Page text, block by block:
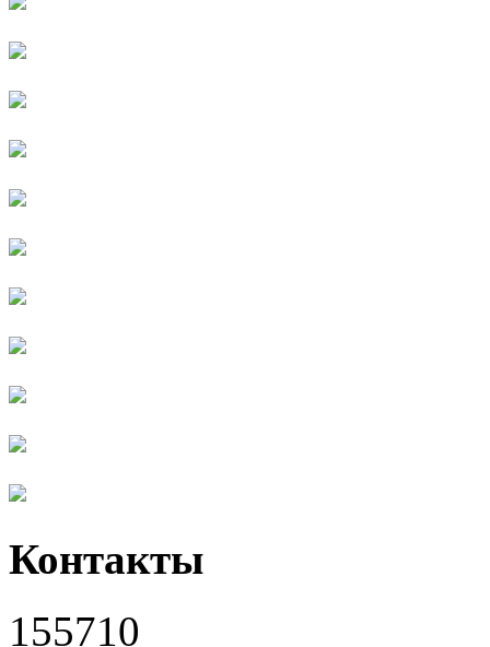
Контакты
155710